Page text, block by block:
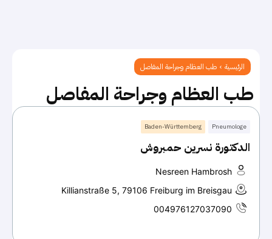
الرئيسية طب العظام وجراحة المفاصل
طب العظام وجراحة المفاصل
Pneumologe
Baden-Württemberg
الدكتورة نسرين حمبروش
Nesreen Hambrosh
Killianstraße 5, 79106 Freiburg im Breisgau
004976127037090